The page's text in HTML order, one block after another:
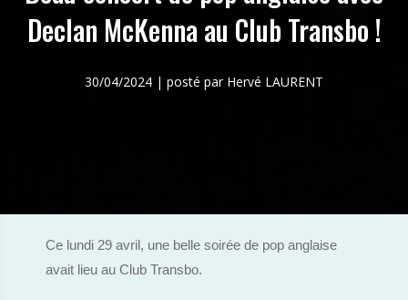
Declan McKenna au Club Transbo !
30/04/2024 | posté par Hervé LAURENT
Ce lundi 29 avril, une belle soirée de pop anglaise
avait lieu au Club Transbo.